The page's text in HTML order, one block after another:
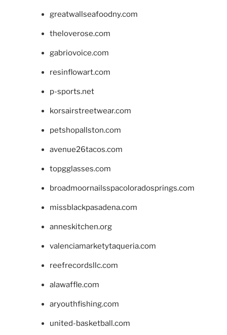
greatwallseafoodny.com
theloverose.com
gabriovoice.com
resinflowart.com
p-sports.net
korsairstreetwear.com
petshopallston.com
avenue26tacos.com
topgglasses.com
broadmoornailsspacoloradosprings.com
missblackpasadena.com
anneskitchen.org
valenciamarketytaqueria.com
reefrecordsllc.com
alawaffle.com
aryouthfishing.com
united-basketball.com